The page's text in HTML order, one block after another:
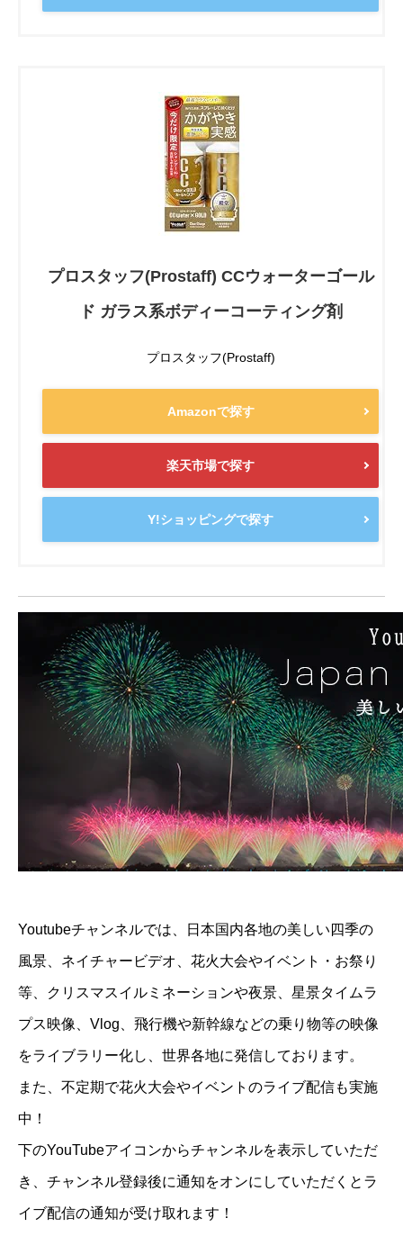
プロスタッフ(Prostaff) CCウォーターゴール
ド ガラス系ボディーコーティング剤
プロスタッフ(Prostaff)
Amazonで探す
楽天市場で探す
Y!ショッピングで探す
Youtubeチャンネルでは、日本国内各地の美しい四季の
風景、ネイチャービデオ、花火大会やイベント・お祭り
等、クリスマスイルミネーションや夜景、星景タイムラ
プス映像、Vlog、飛行機や新幹線などの乗り物等の映像
をライブラリー化し、世界各地に発信しております。
また、不定期で花火大会やイベントのライブ配信も実施
中！
下のYouTubeアイコンからチャンネルを表示していただ
き、チャンネル登録後に通知をオンにしていただくとラ
イブ配信の通知が受け取れます！